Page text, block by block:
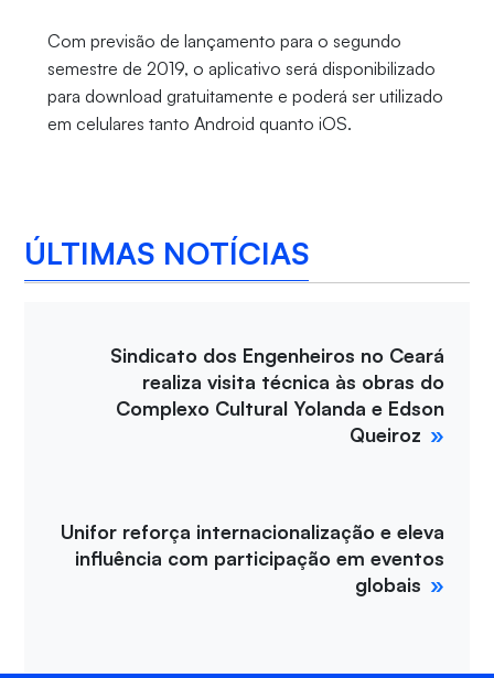
Com previsão de lançamento para o segundo
semestre de 2019, o aplicativo será disponibilizado
para download gratuitamente e poderá ser utilizado
em celulares tanto Android quanto iOS.
ÚLTIMAS NOTÍCIAS
Sindicato dos Engenheiros no Ceará
realiza visita técnica às obras do
Complexo Cultural Yolanda e Edson
Queiroz
Unifor reforça internacionalização e eleva
influência com participação em eventos
globais